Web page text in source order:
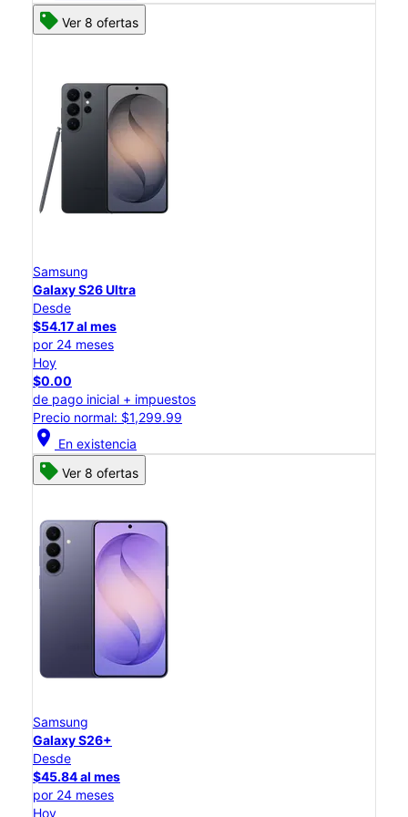
Ver 8 ofertas
Samsung
Galaxy S26 Ultra
Desde
$54.17 al mes
por 24 meses
Hoy
$0.00
de pago inicial + impuestos
Precio normal: $1,299.99
location_on En existencia
Ver 8 ofertas
Samsung
Galaxy S26+
Desde
$45.84 al mes
por 24 meses
Hoy